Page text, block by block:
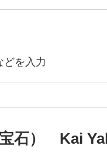
どを入力
石） Kai